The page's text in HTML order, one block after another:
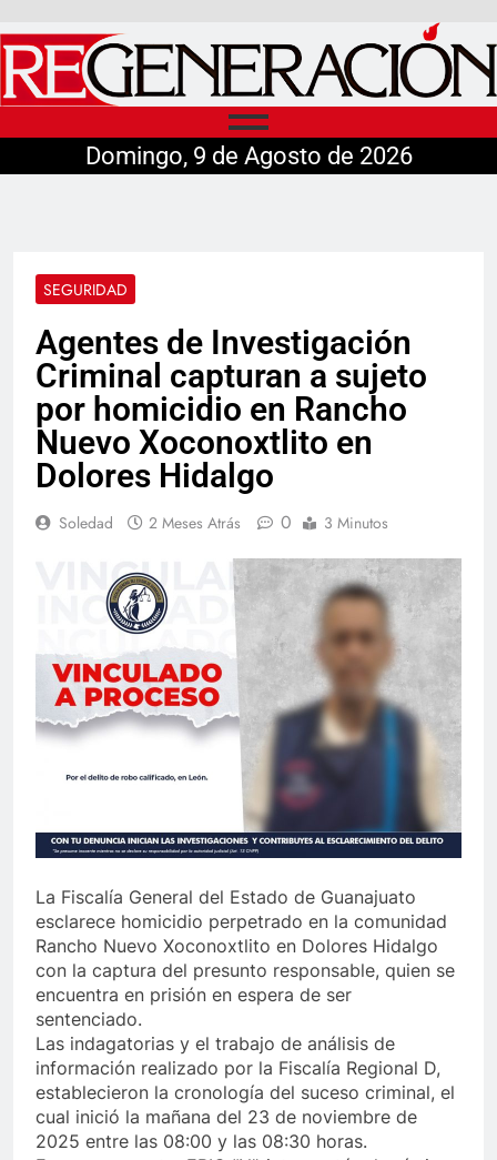
Domingo, 9 de Agosto de 2026
SEGURIDAD
Agentes de Investigación
Criminal capturan a sujeto
por homicidio en Rancho
Nuevo Xoconoxtlito en
Dolores Hidalgo
Soledad 2 Meses Atrás 0 3 Minutos
La Fiscalía General del Estado de Guanajuato
esclarece homicidio perpetrado en la comunidad
Rancho Nuevo Xoconoxtlito en Dolores Hidalgo
con la captura del presunto responsable, quien se
encuentra en prisión en espera de ser
sentenciado.
Las indagatorias y el trabajo de análisis de
información realizado por la Fiscalía Regional D,
establecieron la cronología del suceso criminal, el
cual inició la mañana del 23 de noviembre de
2025 entre las 08:00 y las 08:30 horas.